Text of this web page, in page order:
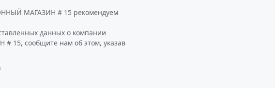
МАГАЗИН # 15 рекомендуем
данных о компании
сообщите нам об этом, указав